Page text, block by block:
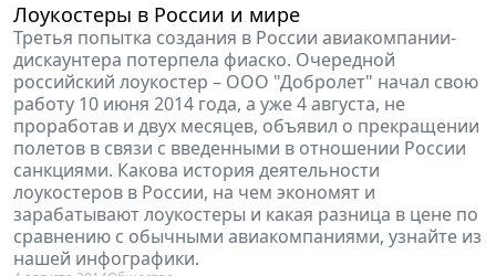
Лоукостеры в России и мире
Третья попытка создания в России авиакомпании-
дискаунтера потерпела фиаско. Очередной
российский лоукостер – ООО "Добролет" начал свою
работу 10 июня 2014 года, а уже 4 августа, не
проработав и двух месяцев, объявил о прекращении
полетов в связи с введенными в отношении России
санкциями. Какова история деятельности
лоукостеров в России, на чем экономят и
зарабатывают лоукостеры и какая разница в цене по
сравнению с обычными авиакомпаниями, узнайте из
нашей инфографики.